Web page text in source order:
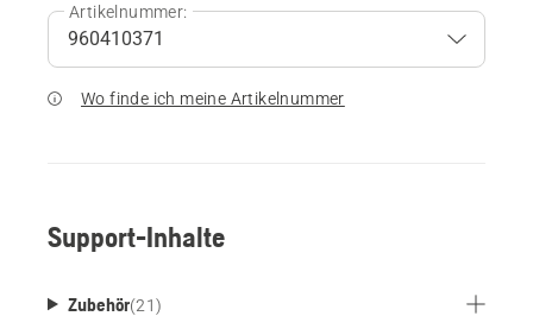
Artikelnummer:
Wo finde ich meine Artikelnummer
Support-Inhalte
Zubehör(21)